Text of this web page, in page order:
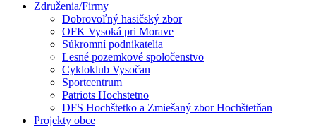
Združenia/Firmy
Dobrovoľný hasičský zbor
OFK Vysoká pri Morave
Súkromní podnikatelia
Lesné pozemkové spoločenstvo
Cykloklub Vysočan
Sportcentrum
Patriots Hochstetno
DFS Hochštetko a Zmiešaný zbor Hochštetňan
Projekty obce